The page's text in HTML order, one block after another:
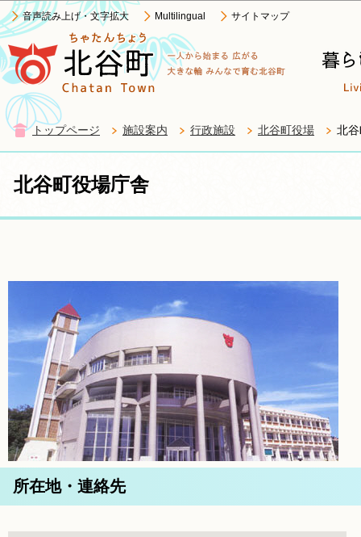
このページの本文へ移動
音声読み上げ・文字拡大 Multilingual サイトマップ
トップページ 施設案内 行政施設 北谷町役場 北
北谷町役場庁舎
所在地・連絡先